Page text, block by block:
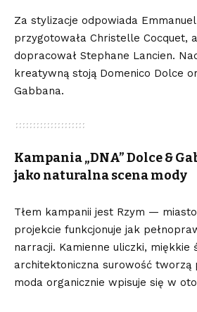
Za stylizacje odpowiada
przygotowała Christelle Cocquet,
dopracował Stephane Lancien.
kreatywną stoją Domenico Dolce
Gabbana.
Kampania „DNA” Dolce &
jako naturalna scena mody
Tłem kampanii jest Rzym —
projekcie funkcjonuje jak
narracji. Kamienne uliczki, miękkie
architektoniczna surowość
moda organicznie wpisuje się w